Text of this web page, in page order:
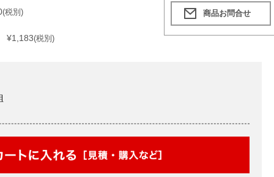
(税別)
¥1,183(税別)